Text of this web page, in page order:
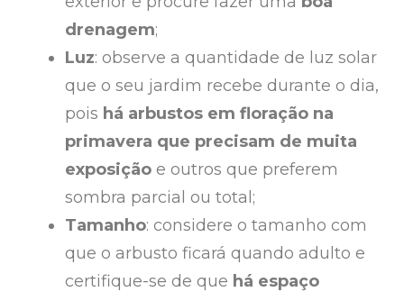
drenagem;
Luz: observe a quantidade de luz solar
que o seu jardim recebe durante o dia,
pois há arbustos em floração na
primavera que precisam de muita
exposição e outros que preferem
sombra parcial ou total;
Tamanho: considere o tamanho com
que o arbusto ficará quando adulto e
certifique-se de que há espaço